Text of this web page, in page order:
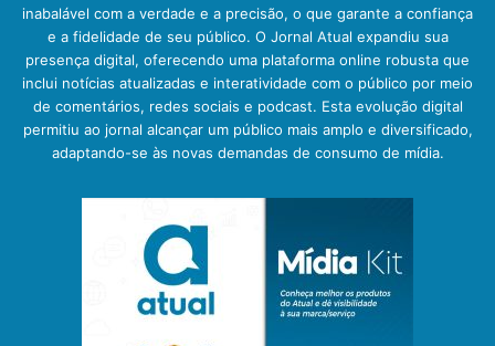
inabalável com a verdade e a precisão, o que garante a confiança
e a fidelidade de seu público. O Jornal Atual expandiu sua
presença digital, oferecendo uma plataforma online robusta que
inclui notícias atualizadas e interatividade com o público por meio
de comentários, redes sociais e podcast. Esta evolução digital
permitiu ao jornal alcançar um público mais amplo e diversificado,
adaptando-se às novas demandas de consumo de mídia.